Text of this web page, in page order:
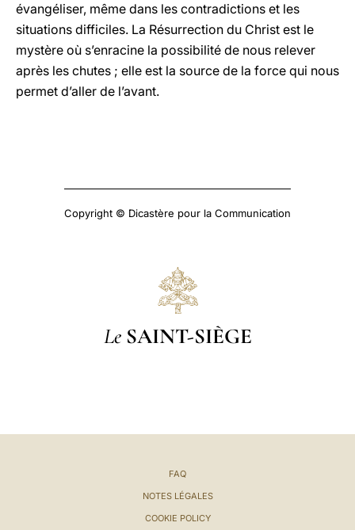
évangéliser, même dans les contradictions et les
situations difficiles. La Résurrection du Christ est le
mystère où s’enracine la possibilité de nous relever
après les chutes ; elle est la source de la force qui nous
permet d’aller de l’avant.
Copyright © Dicastère pour la Communication
Le SAINT-SIÈGE
FAQ
NOTES LÉGALES
COOKIE POLICY